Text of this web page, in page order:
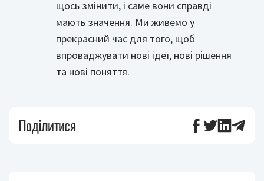
щось змінити, і саме вони справді
мають значення. Ми живемо у
прекрасний час для того, щоб
впроваджувати нові ідеї, нові рішення
та нові поняття.
Поділитися